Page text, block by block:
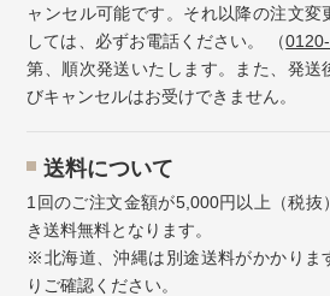
ャンセル可能です。それ以降の注文変
しては、必ずお電話ください。 （
第、順次発送いたします。また、発送
びキャンセルはお受けできません。
送料について
1回のご注文金額が5,000円以上（税抜
き送料無料となります。
※北海道、沖縄は別途送料がかかりま
りご確認ください。